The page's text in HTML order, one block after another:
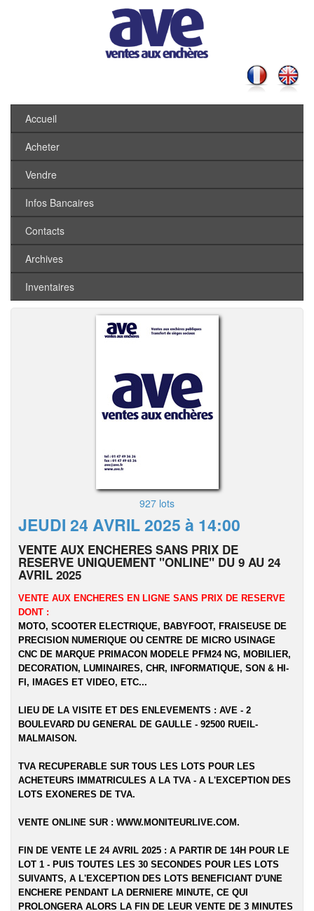
Accueil
Acheter
Vendre
Infos Bancaires
Contacts
Archives
Inventaires
927 lots
JEUDI 24 AVRIL 2025 à 14:00
VENTE AUX ENCHERES SANS PRIX DE
RESERVE UNIQUEMENT "ONLINE" DU 9 AU 24
AVRIL 2025
VENTE AUX ENCHERES EN LIGNE SANS PRIX DE RESERVE
DONT :
MOTO, SCOOTER ELECTRIQUE, BABYFOOT, FRAISEUSE DE
PRECISION NUMERIQUE OU CENTRE DE MICRO USINAGE
CNC DE MARQUE PRIMACON MODELE PFM24 NG, MOBILIER,
DECORATION, LUMINAIRES, CHR, INFORMATIQUE, SON & HI-
FI, IMAGES ET VIDEO, ETC...
LIEU DE LA VISITE ET DES ENLEVEMENTS : AVE - 2
BOULEVARD DU GENERAL DE GAULLE - 92500 RUEIL-
MALMAISON.
TVA RECUPERABLE SUR TOUS LES LOTS POUR LES
ACHETEURS IMMATRICULES A LA TVA - A L'EXCEPTION DES
LOTS EXONERES DE TVA.
VENTE ONLINE SUR : WWW.MONITEURLIVE.COM.
FIN DE VENTE LE 24 AVRIL 2025 : A PARTIR DE 14H POUR LE
LOT 1 - PUIS TOUTES LES 30 SECONDES POUR LES LOTS
SUIVANTS, A L'EXCEPTION DES LOTS BENEFICIANT D'UNE
ENCHERE PENDANT LA DERNIERE MINUTE, CE QUI
PROLONGERA ALORS LA FIN DE LEUR VENTE DE 3 MINUTES